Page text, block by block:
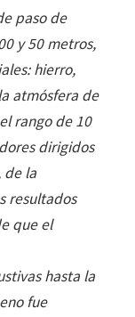
paso de
y 50 metros,
hierro,
atmósfera de
rango de 10
dirigidos
de la
resultados
que el
hasta la
fue